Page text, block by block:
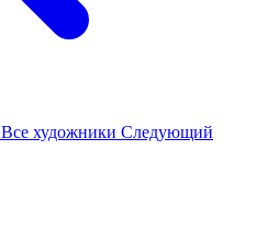
Все художники Следующий